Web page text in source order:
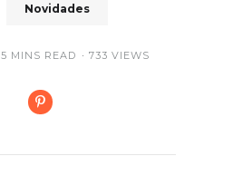
Novidades
5 MINS READ 733 VIEWS